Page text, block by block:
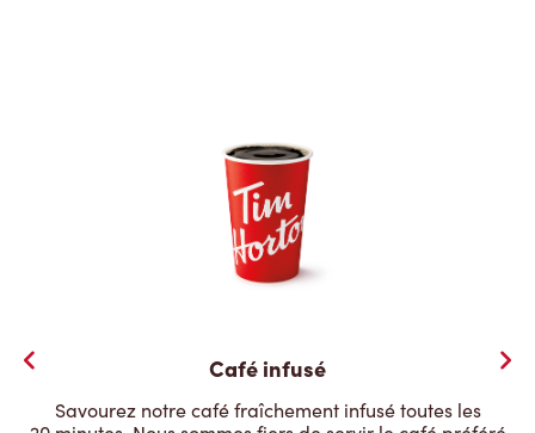
Café infusé
Savourez notre café fraîchement infusé toutes les